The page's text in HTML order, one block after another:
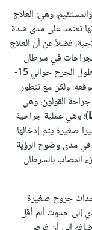
وهي: العلاج
أنها تعتمد على مدى شدة
فضلاً عن أن العلاج
في سرطان
القولون هي بالطريقة الجراحة المفتوحة. حيث يبلغ طول الجرح حوالي 15-
ولكن مع تتطور
القولون، وهي
): وهي عملية جراحية
صغيرة يتم إدخالها
في مدى وضوح الرؤية
المصاب بالسرطان
جروح صغيرة
إلى حدوث ألم أقل